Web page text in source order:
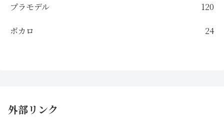
プラモデル 120
ボカロ 24
外部リンク